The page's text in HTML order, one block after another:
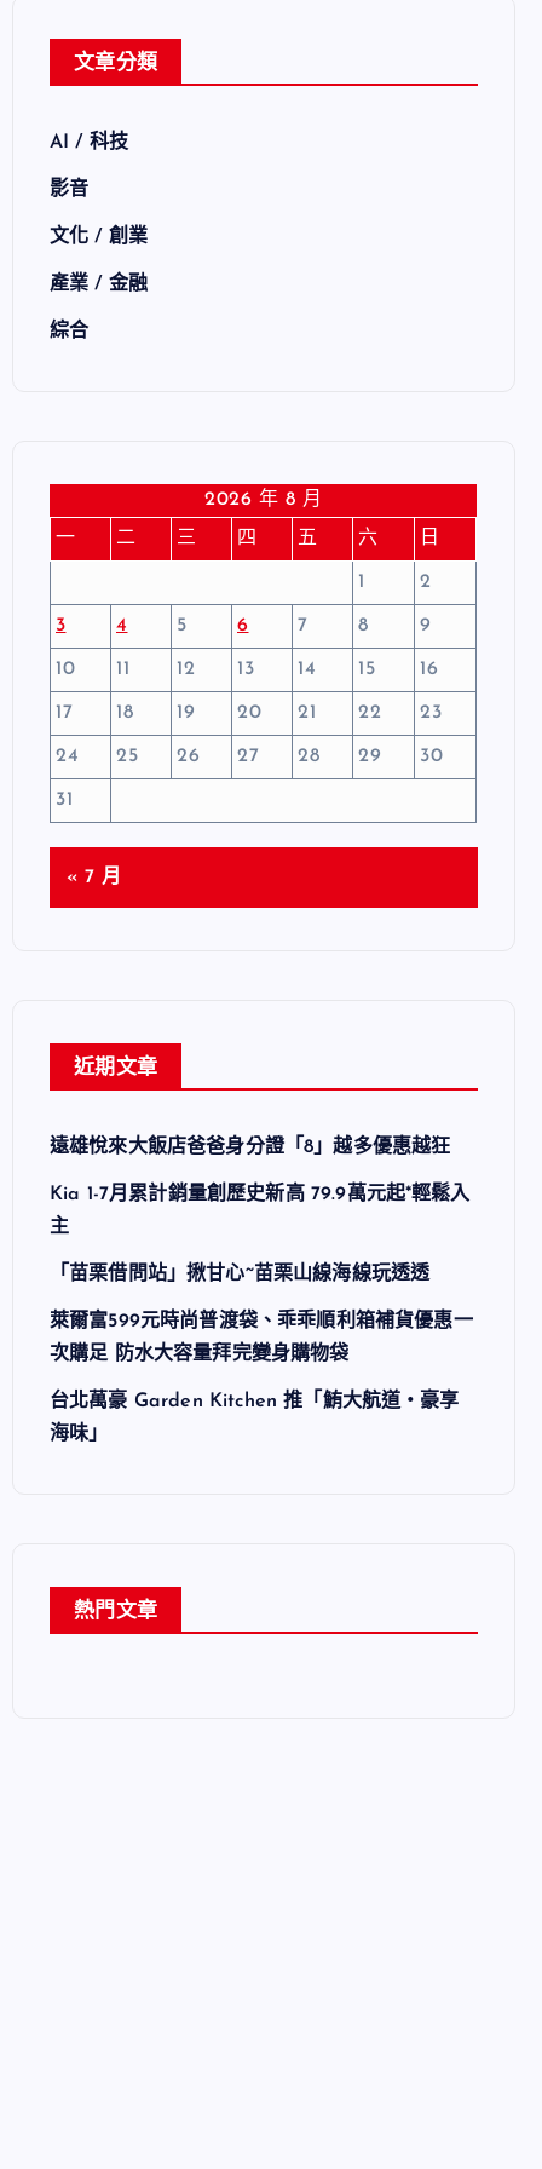
文章分類
AI / 科技
影音
文化 / 創業
產業 / 金融
綜合
2026 年 8 月
一
二 三 四 五 六 日
1 2
3 4 5 6 7 8 9
10 11 12 13 14 15 16
17 18 19 20 21 22 23
24 25 26 27 28 29 30
31
« 7 月
近期文章
遠雄悅來大飯店爸爸身分證「8」越多優惠越狂
Kia 1-7月累計銷量創歷史新高 79.9萬元起*輕鬆入
主
「苗栗借問站」揪甘心~苗栗山線海線玩透透
萊爾富599元時尚普渡袋、乖乖順利箱補貨優惠一
次購足 防水大容量拜完變身購物袋
台北萬豪 Garden Kitchen 推「鮪大航道・豪享
海味」
熱門文章